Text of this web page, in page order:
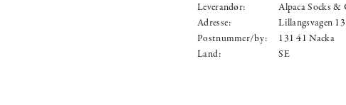
Leverandør:
Alpaca Socks &
Adresse:
Lillangsvagen 13
Postnummer/by:
131 41 Nacka
Land:
SE